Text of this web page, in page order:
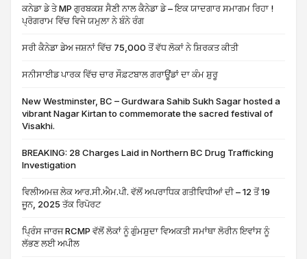
ਕਨੇਡਾ ਡੇ ਤੇ MP ਗੁਰਬਕਸ਼ ਸੈਣੀ ਨਾਲ ਕੈਨੇਡਾ ਡੇ – ਇਕ ਯਾਦਗਾਰ ਸਮਾਗਮ ਰਿਹਾ !
ਪ੍ਰੋਗਰਾਮ ਵਿੱਚ ਵਿਜੇ ਯਮੁਲਾ ਨੇ ਬੰਨੇ ਰੰਗ
ਸਰੀ ਕੈਨੇਡਾ ਡੇਅ ਜਸ਼ਨਾਂ ਵਿੱਚ 75,000 ਤੋਂ ਵੱਧ ਲੋਕਾਂ ਨੇ ਸ਼ਿਰਕਤ ਕੀਤੀ
ਸਨੀਸਾਈਡ ਪਾਰਕ ਵਿੱਚ ਚਾਰ ਸੌਫ਼ਟਬਾਲ ਗਰਾਊਂਡਾਂ ਦਾ ਕੰਮ ਸ਼ੁਰੂ
New Westminster, BC – Gurdwara Sahib Sukh Sagar hosted a
vibrant Nagar Kirtan to commemorate the sacred festival of
Visakhi.
BREAKING: 28 Charges Laid in Northern BC Drug Trafficking
Investigation
ਵਿਲੀਅਮਜ਼ ਲੇਕ ਆਰ.ਸੀ.ਐਮ.ਪੀ. ਵੱਲੋਂ ਅਪਰਾਧਿਕ ਗਤੀਵਿਧੀਆਂ ਦੀ – 12 ਤੋਂ 19
ਜੂਨ, 2025 ਤੱਕ ਰਿਪੋਰਟ
ਪ੍ਰਿੰਸ ਜਾਰਜ RCMP ਵੱਲੋਂ ਲੋਕਾਂ ਨੂੰ ਗੁੰਮਸ਼ੁਦਾ ਵਿਅਕਤੀ ਸਮਾਂਥਾ ਲੋਰੀਨ ਇਵਾਂਸ ਨੂੰ
ਲੱਭਣ ਲਈ ਅਪੀਲ